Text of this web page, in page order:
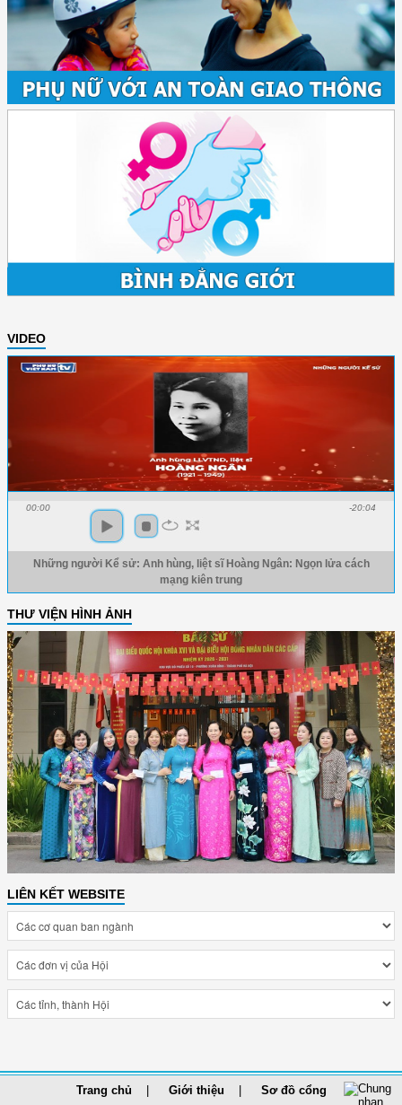
VIDEO
00:00 -20:04
Những người Kể sử: Anh hùng, liệt sĩ Hoàng Ngân: Ngọn lửa cách
mạng kiên trung
THƯ VIỆN HÌNH ẢNH
LIÊN KẾT WEBSITE
Trang chủ Giới thiệu Sơ đồ cổng